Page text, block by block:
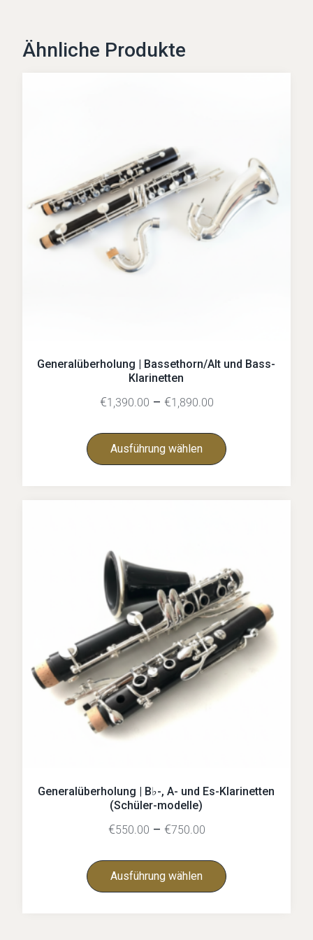
Ähnliche Produkte
Generalüberholung | Bassethorn/Alt und Bass-
Klarinetten
€1,390.00 – €1,890.00
Ausführung wählen
Generalüberholung | B♭-, A- und Es-Klarinetten
(Schüler-modelle)
€550.00 – €750.00
Ausführung wählen